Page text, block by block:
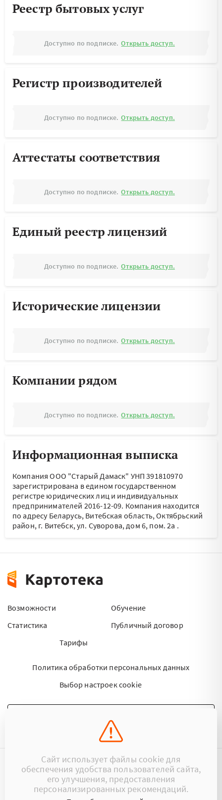
Реестр бытовых услуг
Доступно по подписке. Открыть доступ.
Регистр производителей
Доступно по подписке. Открыть доступ.
Аттестаты соответствия
Доступно по подписке. Открыть доступ.
Единый реестр лицензий
Доступно по подписке. Открыть доступ.
Исторические лицензии
Доступно по подписке. Открыть доступ.
Компании рядом
Доступно по подписке. Открыть доступ.
Информационная выписка
Компания ООО "Старый Дамаск" УНП 391810970
зарегистрирована в едином государственном
регистре юридических лиц и индивидуальных
предпринимателей 2016-12-09. Компания находится
по адресу Беларусь, Витебская область, Октябрьский
район, г. Витебск, ул. Суворова, дом 6, пом. 2а .
Возможности
Статистика
Тарифы
Обучение
Публичный договор
Политика обработки персональных данных
Выбор настроек cookie
НАПИСАТЬ ПИСЬМО
©2015 - 2026 Kartoteka.by Все права защищены.
+375 (29) 17-383-17 ООО «Картотека»
Сайт использует файлы cookie для
обеспечения удобства пользователей сайта,
его улучшения, предоставления
персонализированных рекомендаций.